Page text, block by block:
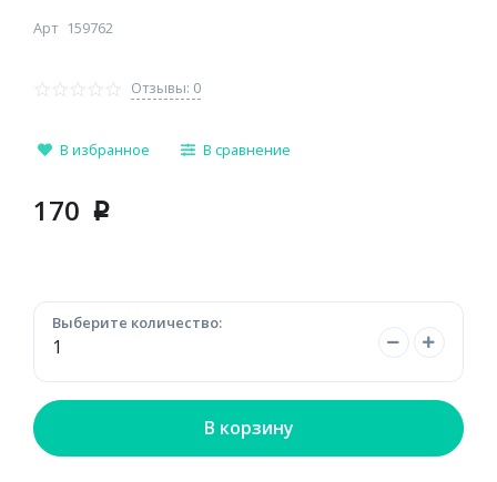
Арт 159762
Отзывы: 0
В избранное В сравнение
170 p
Выберите количество:
В корзину